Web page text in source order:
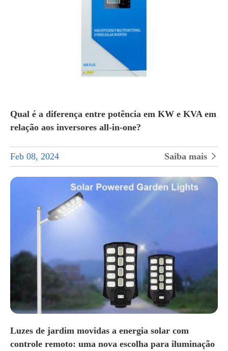
Qual é a diferença entre potência em KW e KVA em
relação aos inversores all-in-one?
Feb 08, 2024 Saiba mais 
Luzes de jardim movidas a energia solar com
controle remoto: uma nova escolha para iluminação